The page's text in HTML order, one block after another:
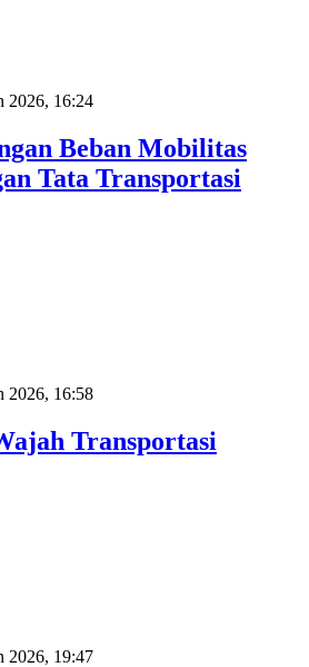
2026, 16:24
Beban Mobilitas
Tata Transportasi
2026, 16:58
Transportasi
2026, 19:47